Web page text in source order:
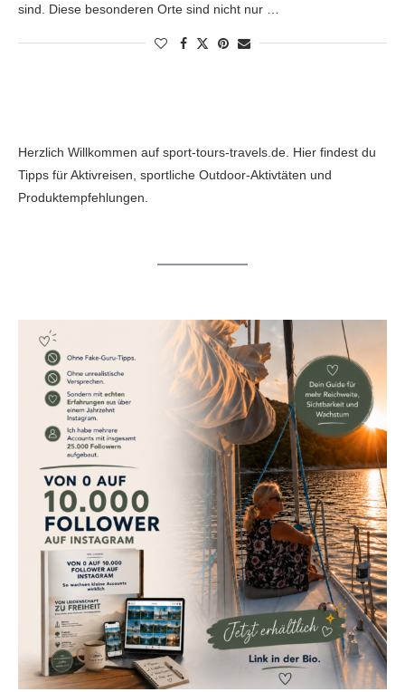
sind. Diese besonderen Orte sind nicht nur …
Herzlich Willkommen auf sport-tours-travels.de. Hier findest du
Tipps für Aktivreisen, sportliche Outdoor-Aktivtäten und
Produktempfehlungen.